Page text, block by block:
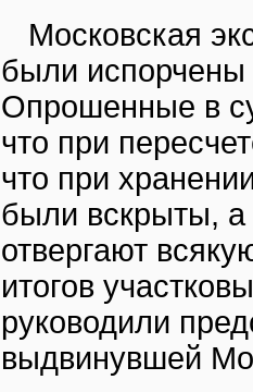
Московская
были испорчены
Опрошенные в
что при
что при
были вскрыты,
отвергают
итогов
руководили
выдвинувшей